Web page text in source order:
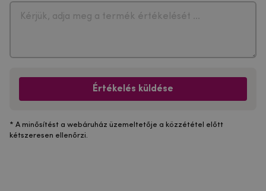
Értékelés küldése
* A minősítést a webáruház üzemeltetője a közzététel előtt
kétszeresen ellenőrzi.